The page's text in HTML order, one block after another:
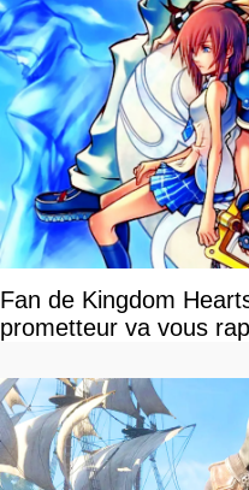
Fan de Kingdom
prometteur va vous